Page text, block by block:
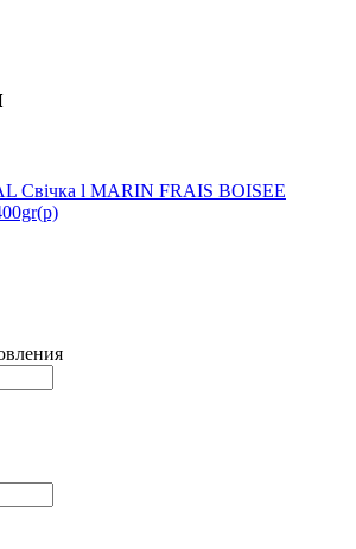
Свічка l MARIN FRAIS BOISEE